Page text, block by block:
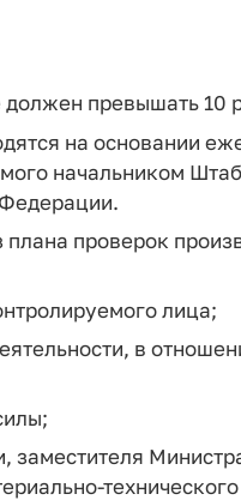
превышать 10
на основании
начальником
проверок
лица;
в